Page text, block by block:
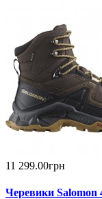
11 299.00грн
Черевики